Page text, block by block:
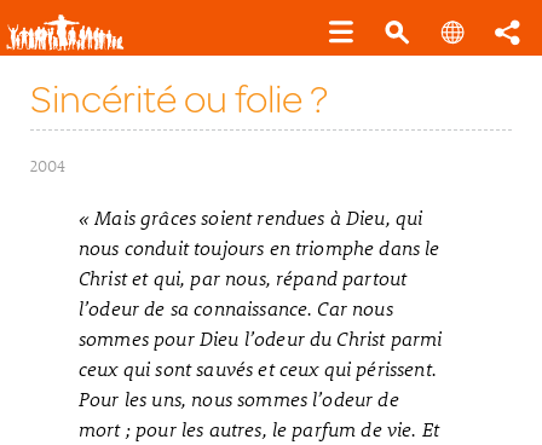
Sincérité ou folie ?
2004
« Mais grâces soient rendues à Dieu, qui
nous conduit toujours en triomphe dans le
Christ et qui, par nous, répand partout
l’odeur de sa connaissance. Car nous
sommes pour Dieu l’odeur du Christ parmi
ceux qui sont sauvés et ceux qui périssent.
Pour les uns, nous sommes l’odeur de
mort ; pour les autres, le parfum de vie. Et